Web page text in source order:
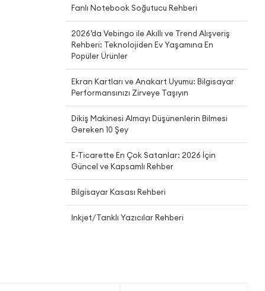
Fanlı Notebook Soğutucu Rehberi
2026’da Vebingo ile Akıllı ve Trend Alışveriş
Rehberi: Teknolojiden Ev Yaşamına En
Popüler Ürünler
Ekran Kartları ve Anakart Uyumu: Bilgisayar
Performansınızı Zirveye Taşıyın
Dikiş Makinesi Almayı Düşünenlerin Bilmesi
Gereken 10 Şey
E-Ticarette En Çok Satanlar: 2026 İçin
Güncel ve Kapsamlı Rehber
Bilgisayar Kasası Rehberi
Inkjet/Tanklı Yazıcılar Rehberi